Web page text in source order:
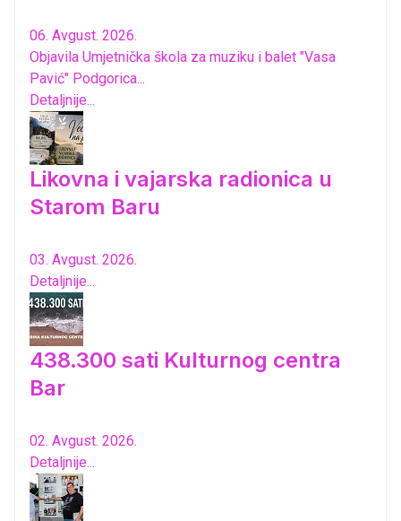
06. Avgust. 2026.
Objavila Umjetnička škola za muziku i balet "Vasa
Pavić" Podgorica...
Detaljnije...
Likovna i vajarska radionica u
Starom Baru
03. Avgust. 2026.
Detaljnije...
438.300 sati Kulturnog centra
Bar
02. Avgust. 2026.
Detaljnije...